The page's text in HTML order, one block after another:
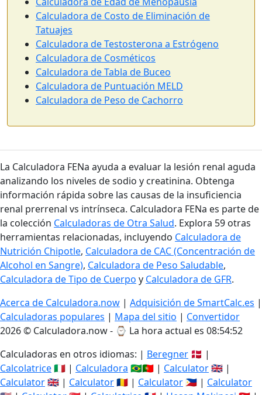
Calculadora de Costo de Eliminación de
Tatuajes
Calculadora de Testosterona a Estrógeno
Calculadora de Cosméticos
Calculadora de Tabla de Buceo
Calculadora de Puntuación MELD
Calculadora de Peso de Cachorro
La Calculadora FENa ayuda a evaluar la lesión renal aguda
analizando los niveles de sodio y creatinina. Obtenga
información rápida sobre las causas de la insuficiencia
renal prerrenal vs intrínseca. Calculadora FENa es parte de
la colección Calculadoras de Otra Salud. Explora 59 otras
herramientas relacionadas, incluyendo Calculadora de
Nutrición Chipotle, Calculadora de CAC (Concentración de
Alcohol en Sangre), Calculadora de Peso Saludable,
Calculadora de Tipo de Cuerpo y Calculadora de GFR.
Acerca de Calculadora.now | Adquisición de SmartCalc.es |
Calculadoras populares | Mapa del sitio | Convertidor
2026 © Calculadora.now - ⌚ La hora actual es 08:54:53
Calculadoras en otros idiomas: | Beregner 🇩🇰 |
Calcolatrice🇮🇹 | Calculadora 🇧🇷🇵🇹 | Calculator🇬🇧 |
Calculator🇬🇧 | Calculator🇷🇴 | Calculator 🇵🇭 | Calculator